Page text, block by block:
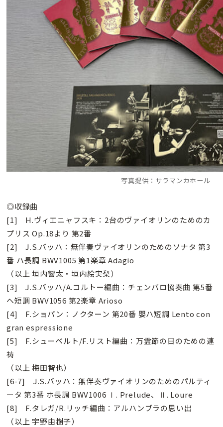
写真提供：サラマンカホール
◎収録曲
[1] H.ヴィエニャフスキ：2台のヴァイオリンのためのカ
プリス Op.18より 第2番
[2] J.S.バッハ：無伴奏ヴァイオリンのためのソナタ 第3
番 ハ長調 BWV1005 第1楽章 Adagio
（以上 垣内響太・垣内絵実梨）
[3] J.S.バッハ/A.コルトー編曲：チェンバロ協奏曲 第5番
ヘ短調 BWV1056 第2楽章 Arioso
[4] F.ショパン：ノクターン 第20番 嬰ハ短調 Lento con
gran espressione
[5] F.シューベルト/F.リスト編曲：万霊節の日のための連
祷
（以上 梅田智也）
[6-7] J.S.バッハ：無伴奏ヴァイオリンのためのパルティ
ータ 第3番 ホ長調 BWV1006 Ⅰ. Prelude、Ⅱ. Loure
[8] F.タレガ/R.リッチ編曲：アルハンブラの思い出
（以上 宇野由樹子）